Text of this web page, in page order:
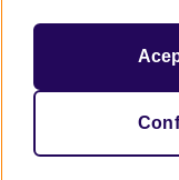
relations and
the UK: 209131
(Scotland).
number 847 CUL-